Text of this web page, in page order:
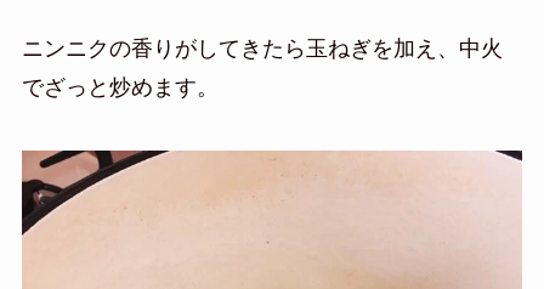
ニンニクの香りがしてきたら玉ねぎを加え、中火
でざっと炒めます。